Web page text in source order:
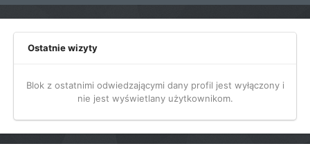
Ostatnie wizyty
Blok z ostatnimi odwiedzającymi dany profil jest wyłączony i
nie jest wyświetlany użytkownikom.